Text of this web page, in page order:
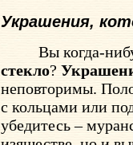
Украшения,
Вы когда-
стекло?
неповторимы.
с кольцами или
убедитесь –